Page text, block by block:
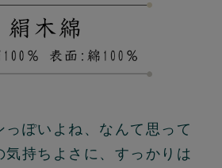
っぽいよね、なんて思って
気持ちよさに、すっかりは